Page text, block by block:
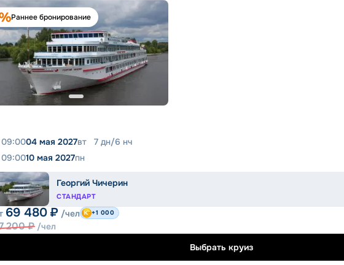
Раннее бронирование
09:0004 мая 2027вт 7 дн/6 нч
09:0010 мая 2027пн
Георгий Чичерин
СТАНДАРТ
69 480 ₽ /чел
200₽ /чел
+1 000
Выбрать круиз